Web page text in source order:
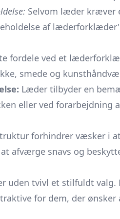
Selvom læder kræver
af
fordele ved et
smede og
Læder tilbyder en
eller ved forarbejdning
forhindrer væsker i
afværge snavs og
uden tvivl et stilfuldt valg.
for dem, der